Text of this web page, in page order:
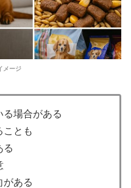
メージ
る場合がある
ことも
る
がある